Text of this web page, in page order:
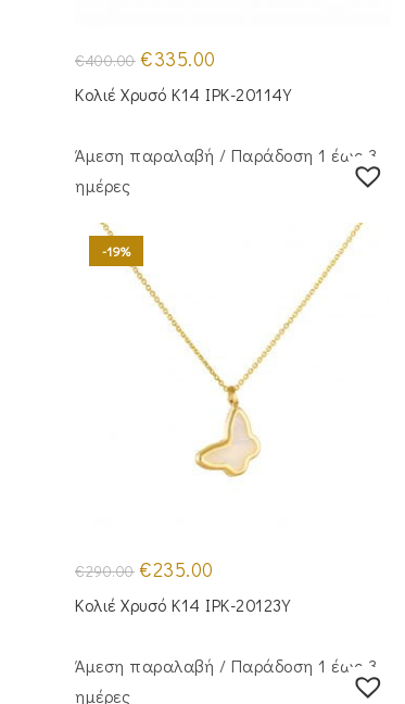
€400.00 Original
price
was:
€400.00.
€335.00
τιμή
είναι:
Κολιέ Χρυσό Κ14 IPK-20114Y
Άμεση παραλαβή / Παράδoση 1 έως 3
ημέρες
-19%
€290.00 Original
price
was:
€290.00.
€235.00
τιμή
είναι:
Κολιέ Χρυσό Κ14 IPK-20123Y
Άμεση παραλαβή / Παράδoση 1 έως 3
ημέρες